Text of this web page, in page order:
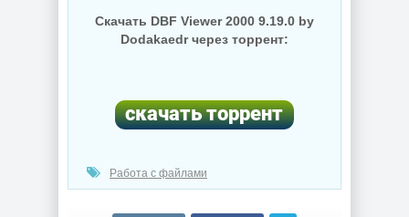
Скачать DBF Viewer 2000 9.19.0 by
Dodakaedr через торрент:
(cкачиваний: 28)
Работа с файлами